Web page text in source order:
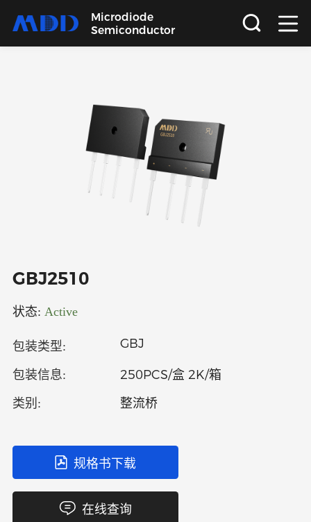
Microdiode
Semiconductor
关于
语言
GBJ2510
状态: Active
包装类型: GBJ
包装信息: 250PCS/盒 2K/箱
类别: 整流桥
规格书下载
在线查询